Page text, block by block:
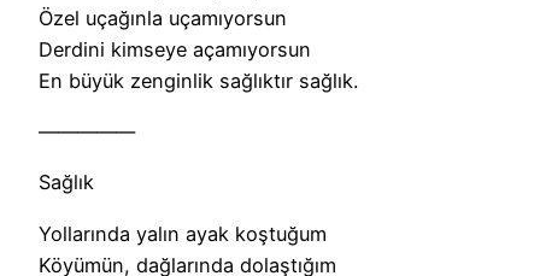
Özel uçağınla uçamıyorsun
Derdini kimseye açamıyorsun
En büyük zenginlik sağlıktır sağlık.
—————
Sağlık
Yollarında yalın ayak koştuğum
Köyümün, dağlarında dolaştığım